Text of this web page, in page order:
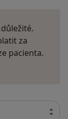
za
pacienta.